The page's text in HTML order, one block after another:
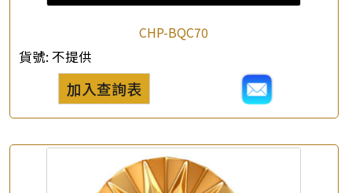
CHP-BQC70
貨號: 不提供
加入查詢表